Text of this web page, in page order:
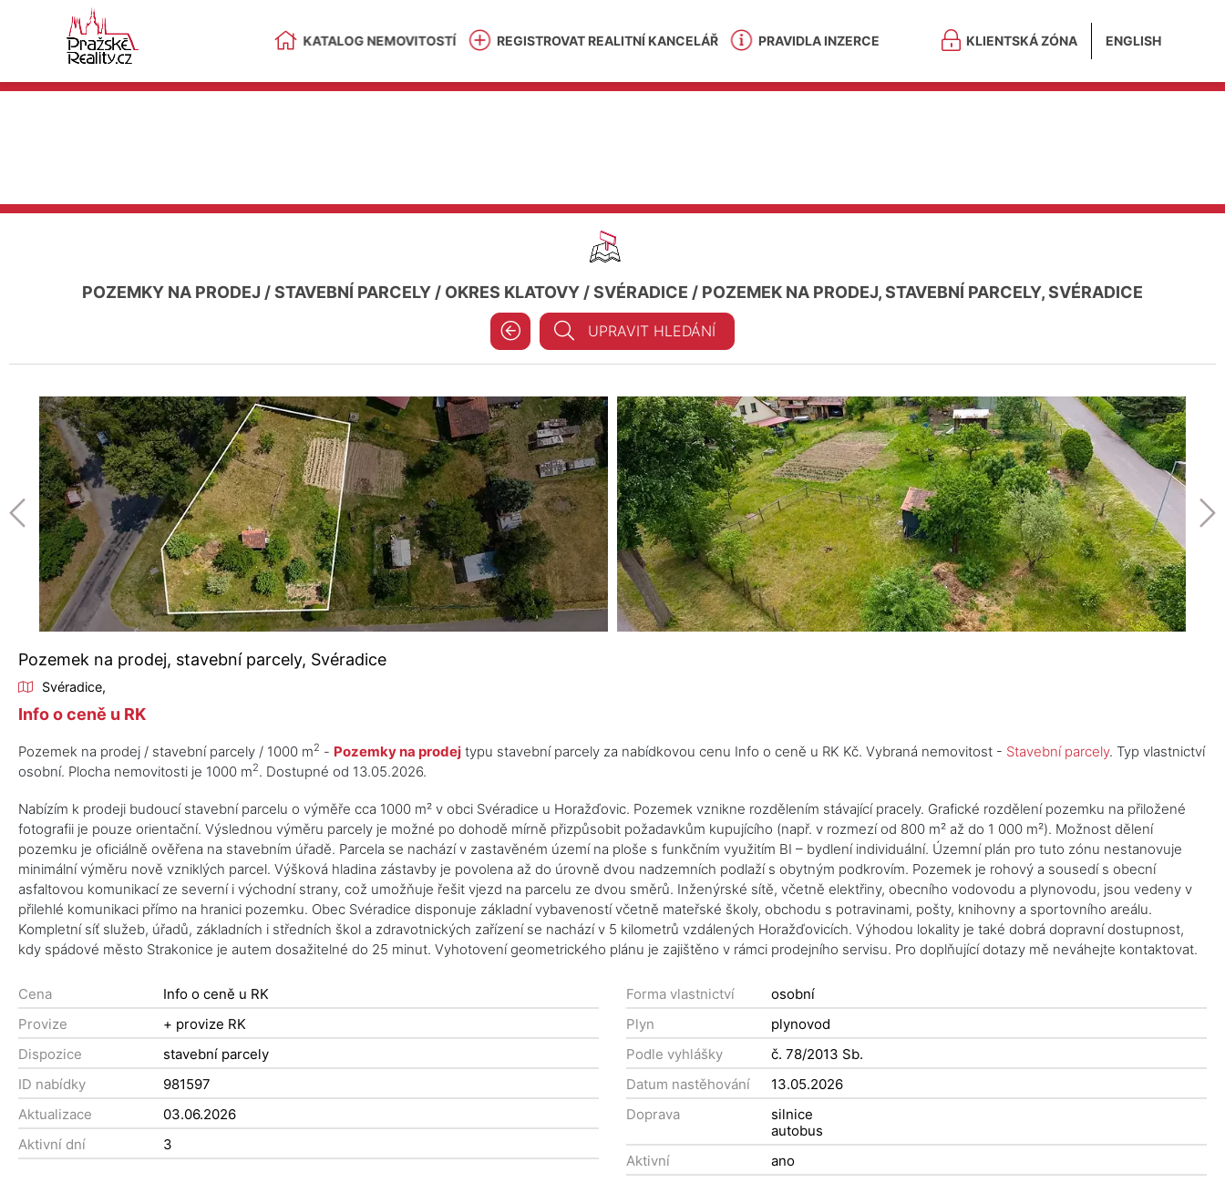
KATALOG NEMOVITOSTÍ REGISTROVAT REALITNÍ KANCELÁŘ PRAVIDLA INZERCE KLIENTSKÁ ZÓNA ENGLISH
POZEMKY NA PRODEJ /STAVEBNÍ PARCELY / OKRES KLATOVY /SVÉRADICE / POZEMEK NA PRODEJ, STAVEBNÍ PARCELY, SVÉRADICE
UPRAVIT HLEDÁNÍ
Pozemek na prodej, stavební parcely, Svéradice
Svéradice,
Info o ceně u RK
Pozemek na prodej / stavební parcely / 1000 m2 - Pozemky na prodej typu stavební parcely za nabídkovou cenu Info o ceně u RK Kč. Vybraná nemovitost - Stavební parcely. Typ vlastnictví
osobní. Plocha nemovitosti je 1000 m2. Dostupné od 13.05.2026.
Nabízím k prodeji budoucí stavební parcelu o výměře cca 1000 m² v obci Svéradice u Horažďovic. Pozemek vznikne rozdělením stávající pracely. Grafické rozdělení pozemku na přiložené
fotografii je pouze orientační. Výslednou výměru parcely je možné po dohodě mírně přizpůsobit požadavkům kupujícího (např. v rozmezí od 800 m² až do 1 000 m²). Možnost dělení
pozemku je oficiálně ověřena na stavebním úřadě. Parcela se nachází v zastavěném území na ploše s funkčním využitím BI – bydlení individuální. Územní plán pro tuto zónu nestanovuje
minimální výměru nově vzniklých parcel. Výšková hladina zástavby je povolena až do úrovně dvou nadzemních podlaží s obytným podkrovím. Pozemek je rohový a sousedí s obecní
asfaltovou komunikací ze severní i východní strany, což umožňuje řešit vjezd na parcelu ze dvou směrů. Inženýrské sítě, včetně elektřiny, obecního vodovodu a plynovodu, jsou vedeny v
přilehlé komunikaci přímo na hranici pozemku. Obec Svéradice disponuje základní vybaveností včetně mateřské školy, obchodu s potravinami, pošty, knihovny a sportovního areálu.
Kompletní síť služeb, úřadů, základních i středních škol a zdravotnických zařízení se nachází v 5 kilometrů vzdálených Horažďovicích. Výhodou lokality je také dobrá dopravní dostupnost,
kdy spádové město Strakonice je autem dosažitelné do 25 minut. Vyhotovení geometrického plánu je zajištěno v rámci prodejního servisu. Pro doplňující dotazy mě neváhejte kontaktovat.
Cena
Info o ceně u RK
Provize
+ provize RK
Dispozice
stavební parcely
ID nabídky
981597
Aktualizace
03.06.2026
Aktivní dní
3
Forma vlastnictví
osobní
Plyn
plynovod
Podle vyhlášky
č. 78/2013 Sb.
Datum nastěhování
13.05.2026
Doprava
silnice
autobus
Aktivní
ano